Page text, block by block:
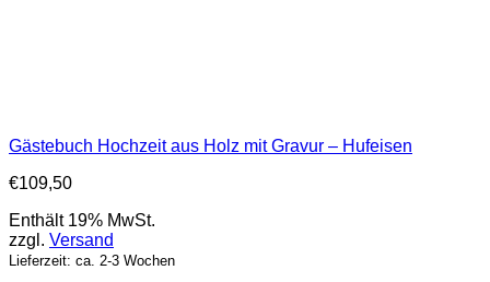
Gästebuch Hochzeit aus Holz mit Gravur – Hufeisen
€109,50
Enthält 19% MwSt.
zzgl. Versand
Lieferzeit: ca. 2-3 Wochen